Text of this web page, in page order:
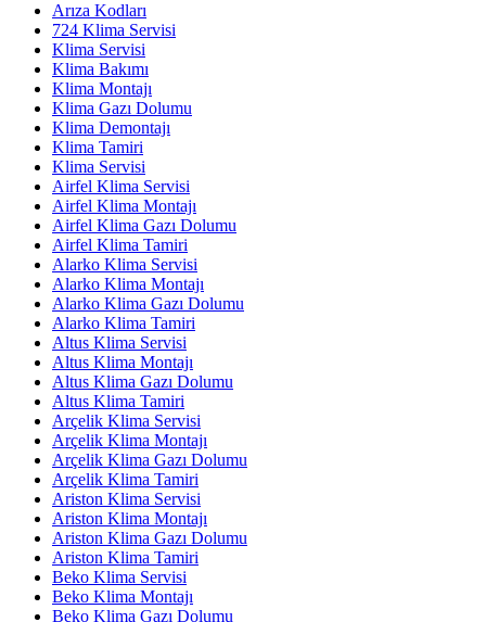
Arıza Kodları
724 Klima Servisi
Klima Servisi
Klima Bakımı
Klima Montajı
Klima Gazı Dolumu
Klima Demontajı
Klima Tamiri
Klima Servisi
Airfel Klima Servisi
Airfel Klima Montajı
Airfel Klima Gazı Dolumu
Airfel Klima Tamiri
Alarko Klima Servisi
Alarko Klima Montajı
Alarko Klima Gazı Dolumu
Alarko Klima Tamiri
Altus Klima Servisi
Altus Klima Montajı
Altus Klima Gazı Dolumu
Altus Klima Tamiri
Arçelik Klima Servisi
Arçelik Klima Montajı
Arçelik Klima Gazı Dolumu
Arçelik Klima Tamiri
Ariston Klima Servisi
Ariston Klima Montajı
Ariston Klima Gazı Dolumu
Ariston Klima Tamiri
Beko Klima Servisi
Beko Klima Montajı
Beko Klima Gazı Dolumu